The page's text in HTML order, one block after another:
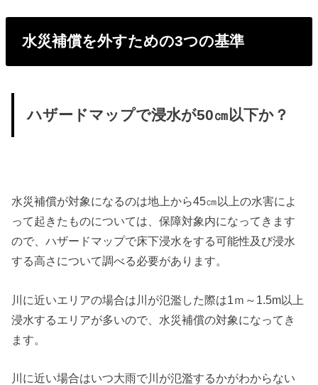
水災補償を外すための3つの基準
ハザードマップで浸水が50㎝以下か？
水災補償が対象になるのは地上から45㎝以上の水害によ
って起きたものについては、保障対象内になってきます
ので、ハザードマップで床下浸水をする可能性及び浸水
する高さについて調べる必要があります。
川に近いエリアの場合は川が氾濫した際は1ｍ～1.5m以上
浸水するエリアが多いので、水災補償の対象になってき
ます。
川に近い場合はいつ大雨で川が氾濫するかがわからない